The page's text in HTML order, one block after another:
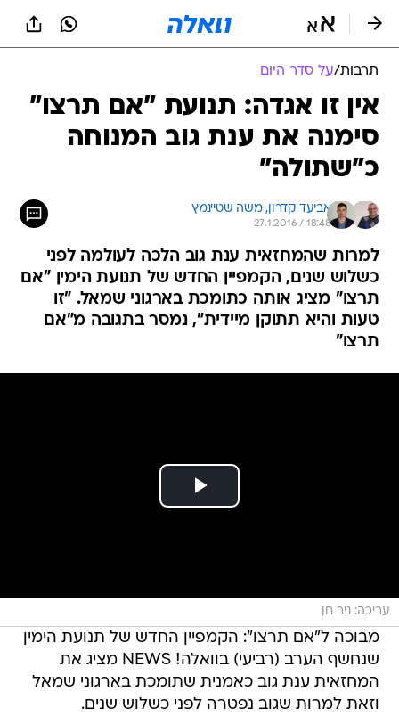
תרבות/על סדר היום
אין זו אגדה: תנועת "אם תרצו"
סימנה את ענת גוב המנוחה
כ"שתולה"
אביעד קדרון, משה שטיינמץ
27.1.2016 / 18:48
למרות שהמחזאית ענת גוב הלכה לעולמה לפני
כשלוש שנים, הקמפיין החדש של תנועת הימין "אם
תרצו" מציג אותה כתומכת בארגוני שמאל. "זו
טעות והיא תתוקן מיידית", נמסר בתגובה מ"אם
תרצו"
עריכה: ניר חן
מבוכה ל"אם תרצו": הקמפיין החדש של תנועת הימין
שנחשף הערב (רביעי) בוואלה! NEWS מציג את
המחזאית ענת גוב כאמנית שתומכת בארגוני שמאל
וזאת למרות שגוב נפטרה לפני כשלוש שנים.